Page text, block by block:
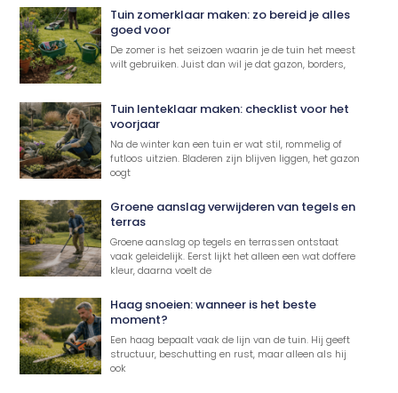
Tuin zomerklaar maken: zo bereid je alles
goed voor
De zomer is het seizoen waarin je de tuin het meest
wilt gebruiken. Juist dan wil je dat gazon, borders,
Tuin lenteklaar maken: checklist voor het
voorjaar
Na de winter kan een tuin er wat stil, rommelig of
futloos uitzien. Bladeren zijn blijven liggen, het gazon
oogt
Groene aanslag verwijderen van tegels en
terras
Groene aanslag op tegels en terrassen ontstaat
vaak geleidelijk. Eerst lijkt het alleen een wat doffere
kleur, daarna voelt de
Haag snoeien: wanneer is het beste
moment?
Een haag bepaalt vaak de lijn van de tuin. Hij geeft
structuur, beschutting en rust, maar alleen als hij
ook